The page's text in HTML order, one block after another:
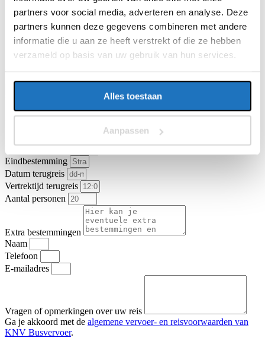
partners voor social media, adverteren en analyse. Deze
partners kunnen deze gegevens combineren met andere
informatie die u aan ze heeft verstrekt of die ze hebben
verzameld op basis van uw gebruik van hun services.
Alles toestaan
Aanpassen
Vragen of opmerkingen over uw reis
Ga je akkoord met dealgemene vervoer- en reisvoorwaarden van
Touringcar
Partybus
Vertrektijd heenreis
Eindbestemming
Datum terugreis
Vertrektijd terugreis
Aantal personen
Extra bestemmingen
Naam
Telefoon
E-mailadres
Vragen of opmerkingen over uw reis
Ga je akkoord met de algemene vervoer- en reisvoorwaarden van
KNV Busvervoer.